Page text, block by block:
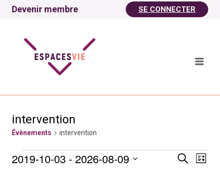
AllerDevenir membre SE CONNECTER
intervention
Évènements intervention
Évènements Recherche
Liste
2019-10-03 - 2026-08-09